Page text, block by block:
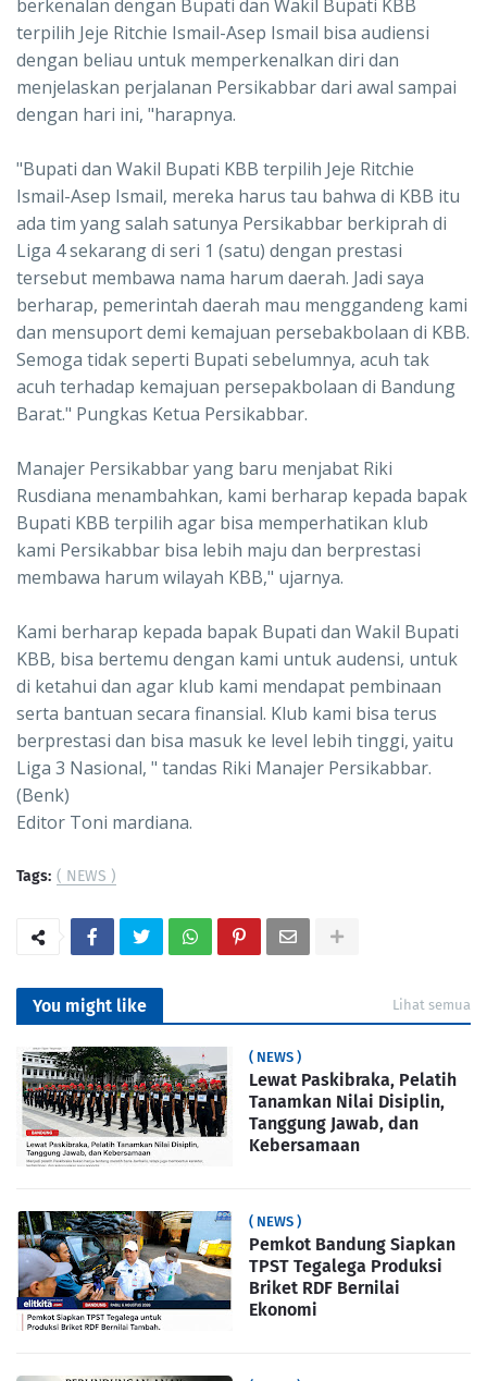
berkenalan dengan Bupati dan Wakil Bupati KBB
terpilih Jeje Ritchie Ismail-Asep Ismail bisa audiensi
dengan beliau untuk memperkenalkan diri dan
menjelaskan perjalanan Persikabbar dari awal sampai
dengan hari ini, "harapnya.
"Bupati dan Wakil Bupati KBB terpilih Jeje Ritchie
Ismail-Asep Ismail, mereka harus tau bahwa di KBB itu
ada tim yang salah satunya Persikabbar berkiprah di
Liga 4 sekarang di seri 1 (satu) dengan prestasi
tersebut membawa nama harum daerah. Jadi saya
berharap, pemerintah daerah mau menggandeng kami
dan mensuport demi kemajuan persebakbolaan di KBB.
Semoga tidak seperti Bupati sebelumnya, acuh tak
acuh terhadap kemajuan persepakbolaan di Bandung
Barat." Pungkas Ketua Persikabbar.
Manajer Persikabbar yang baru menjabat Riki
Rusdiana menambahkan, kami berharap kepada bapak
Bupati KBB terpilih agar bisa memperhatikan klub
kami Persikabbar bisa lebih maju dan berprestasi
membawa harum wilayah KBB," ujarnya.
Kami berharap kepada bapak Bupati dan Wakil Bupati
KBB, bisa bertemu dengan kami untuk audensi, untuk
di ketahui dan agar klub kami mendapat pembinaan
serta bantuan secara finansial. Klub kami bisa terus
berprestasi dan bisa masuk ke level lebih tinggi, yaitu
Liga 3 Nasional, " tandas Riki Manajer Persikabbar.
(Benk)
Editor Toni mardiana.
Tags: ( NEWS )
You might like Lihat semua
( NEWS )
Lewat Paskibraka, Pelatih
Tanamkan Nilai Disiplin,
Tanggung Jawab, dan
Kebersamaan
( NEWS )
Pemkot Bandung Siapkan
TPST Tegalega Produksi
Briket RDF Bernilai
Ekonomi